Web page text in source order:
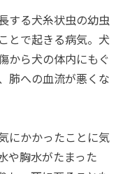
する犬糸状虫の幼虫
とで起きる病気。犬
から犬の体内にもぐ
肺への血流が悪くな
にかかったことに気
や胸水がたまった